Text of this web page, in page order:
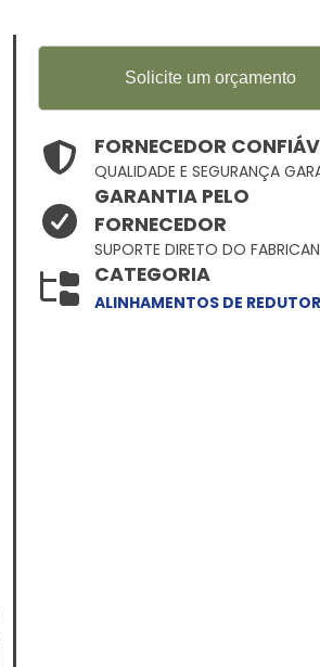
Solicite um orçamento
FORNECEDOR
QUALIDADE E SEGURANÇA
GARANTIA PELO
FORNECEDOR
SUPORTE DIRETO DO
CATEGORIA
ALINHAMENTOS DE